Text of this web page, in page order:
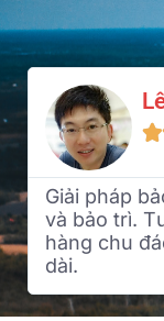

Giải pháp
và bảo trì.
hàng chu
dài.